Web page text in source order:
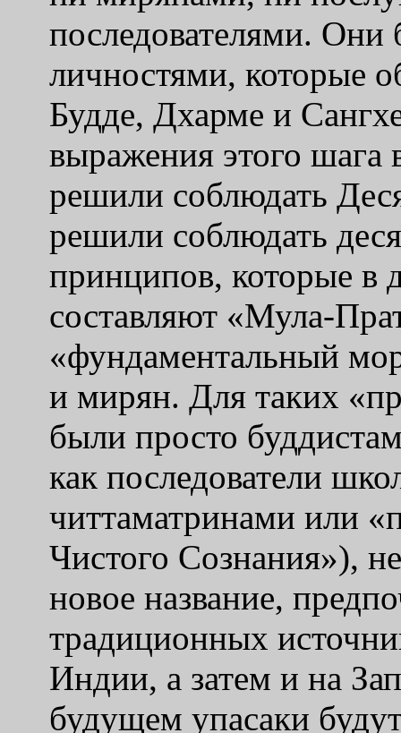
последователями. Они
личностями, которые
Будде, Дхарме и
выражения этого шага
решили соблюдать
решили соблюдать
принципов, которые в
составляют «Мула-
«фундаментальный
и мирян. Для таких «
были просто
как последователи
читтаматринами или «
Чистого Сознания»),
новое название,
традиционных
Индии, а затем и на
будущем упасаки